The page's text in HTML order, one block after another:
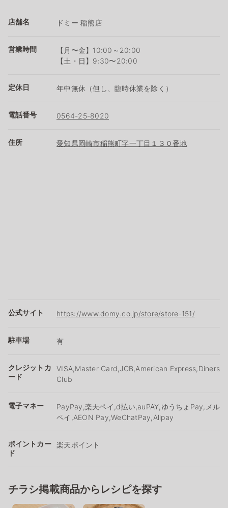
店舗名 ドミー 稲熊店
営業時間
【月〜金】10:00～20:00
【土・日】9:30〜20:00
定休日 年中無休（但し、臨時休業を除く）
電話番号 0564-25-8020
住所 愛知県岡崎市稲熊町字一丁目１３０番地
公式サイト https://www.domy.co.jp/store/store-151/
駐車場 有
クレジットカ
ード
VISA,Master Card,JCB,American Express,Diners
Club
電子マネー
PayPay,楽天ペイ,d払い,auPAY,ゆうちょPay,メル
ペイ,AEON Pay,WeChatPay,Alipay
ポイントカー
ド
楽天ポイント
チラシ掲載商品からレシピを探す